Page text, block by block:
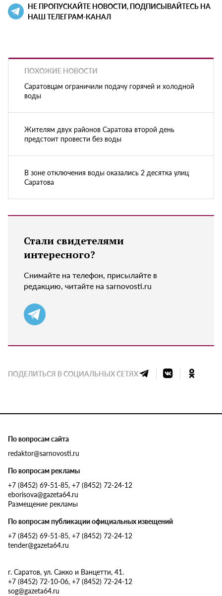
НЕ ПРОПУСКАЙТЕ НОВОСТИ, ПОДПИСЫВАЙТЕСЬ НА
НАШ ТЕЛЕГРАМ-КАНАЛ
ПОХОЖИЕ НОВОСТИ
Саратовцам ограничили подачу горячей и холодной
воды
Жителям двух районов Саратова второй день
предстоит провести без воды
В зоне отключения воды оказались 2 десятка улиц
Саратова
Стали свидетелями
интересного?
Снимайте на телефон, присылайте в
редакцию, читайте на sarnovosti.ru
ПОДЕЛИТЬСЯ В СОЦИАЛЬНЫХ СЕТЯХ
По вопросам сайта
redaktor@sarnovosti.ru
По вопросам рекламы
+7 (8452) 69-51-85, +7 (8452) 72-24-12
eborisova@gazeta64.ru
Размещение рекламы
По вопросам публикации официальных извещений
+7 (8452) 69-51-85, +7 (8452) 72-24-12
tender@gazeta64.ru
г. Саратов, ул. Сакко и Ванцетти, 41.
+7 (8452) 72-10-06, +7 (8452) 72-24-12
sog@gazeta64.ru